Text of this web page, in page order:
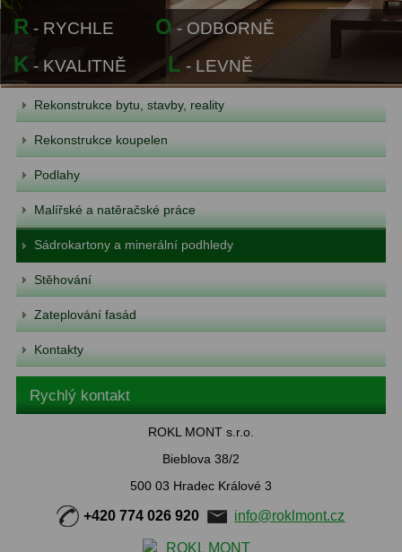
R - RYCHLE O - ODBORNĚ
K - KVALITNĚ L - LEVNĚ
Rekonstrukce bytu, stavby, reality
Rekonstrukce koupelen
Podlahy
Malířské a natěračské práce
Sádrokartony a minerální podhledy
Stěhování
Zateplování fasád
Kontakty
Rychlý kontakt
ROKL MONT s.r.o.
Bieblova 38/2
500 03 Hradec Králové 3
+420 774 026 920 info@roklmont.cz